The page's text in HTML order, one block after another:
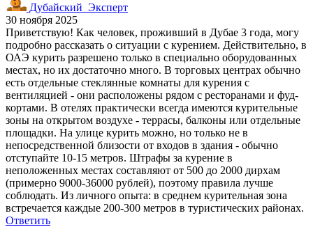
Дубайский_Эксперт
30 ноября 2025
Приветствую! Как человек, проживший в Дубае 3 года, могу
подробно рассказать о ситуации с курением. Действительно, в
ОАЭ курить разрешено только в специально оборудованных
местах, но их достаточно много. В торговых центрах обычно
есть отдельные стеклянные комнаты для курения с
вентиляцией - они расположены рядом с ресторанами и фуд-
кортами. В отелях практически всегда имеются курительные
зоны на открытом воздухе - террасы, балконы или отдельные
площадки. На улице курить можно, но только не в
непосредственной близости от входов в здания - обычно
отступайте 10-15 метров. Штрафы за курение в
неположенных местах составляют от 500 до 2000 дирхам
(примерно 9000-36000 рублей), поэтому правила лучше
соблюдать. Из личного опыта: в среднем курительная зона
встречается каждые 200-300 метров в туристических районах.
Ответить